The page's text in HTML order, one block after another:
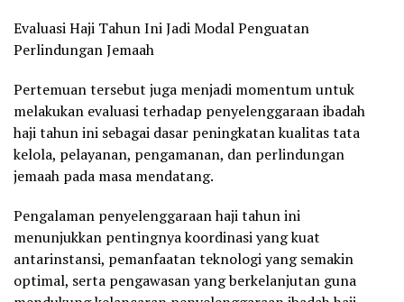
Evaluasi Haji Tahun Ini Jadi Modal Penguatan
Perlindungan Jemaah
Pertemuan tersebut juga menjadi momentum untuk
melakukan evaluasi terhadap penyelenggaraan ibadah
haji tahun ini sebagai dasar peningkatan kualitas tata
kelola, pelayanan, pengamanan, dan perlindungan
jemaah pada masa mendatang.
Pengalaman penyelenggaraan haji tahun ini
menunjukkan pentingnya koordinasi yang kuat
antarinstansi, pemanfaatan teknologi yang semakin
optimal, serta pengawasan yang berkelanjutan guna